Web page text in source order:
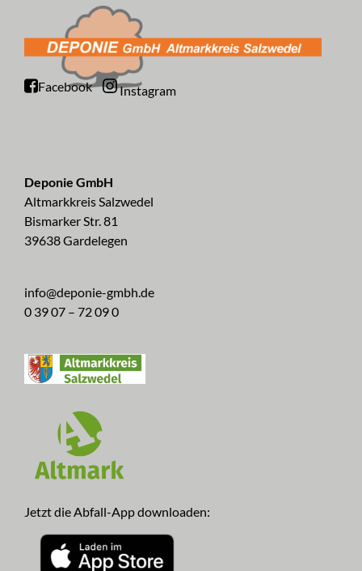
Facebook Instagram
Deponie GmbH
Altmarkkreis Salzwedel
Bismarker Str. 81
39638 Gardelegen
info@deponie-gmbh.de
0 39 07 – 72 09 0
Jetzt die Abfall-App downloaden: